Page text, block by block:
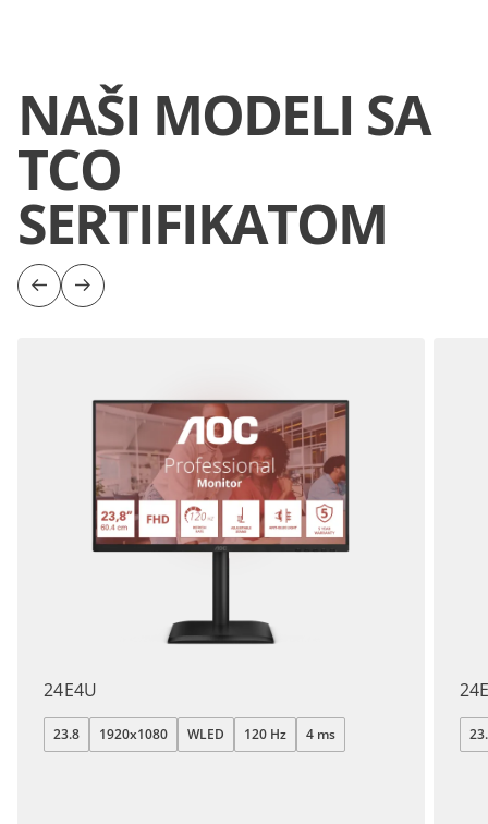
NAŠI MODELI SA
TCO
SERTIFIKATOM
Previous
Next
24E4U
23.8 1920x1080 WLED 120 Hz 4 ms